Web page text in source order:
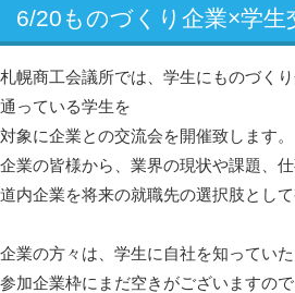
6/20ものづくり企業×学
札幌商工会議所では、学生にものづく
通っている学生を
対象に企業との交流会を開催致します。
企業の皆様から、業界の現状や課題、
道内企業を将来の就職先の選択肢とし
企業の方々は、学生に自社を知ってい
参加企業枠にまだ空きがございますの